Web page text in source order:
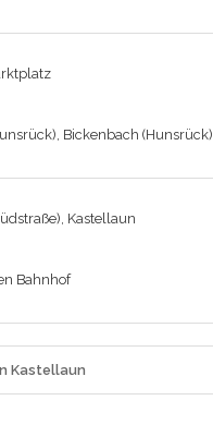
Bickenbach (Hunsrück)
Kastellaun
Bahnhof
Kastellaun